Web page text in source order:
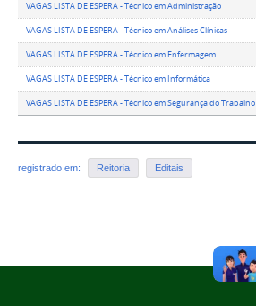
VAGAS LISTA DE ESPERA - Técnico em Administração
VAGAS LISTA DE ESPERA - Técnico em Análises Clínicas
VAGAS LISTA DE ESPERA - Técnico em Enfermagem
VAGAS LISTA DE ESPERA - Técnico em Informática
VAGAS LISTA DE ESPERA - Técnico em Segurança do Trabalho
registrado em: Reitoria Editais